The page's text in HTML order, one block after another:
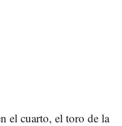
el cuarto, el toro de la